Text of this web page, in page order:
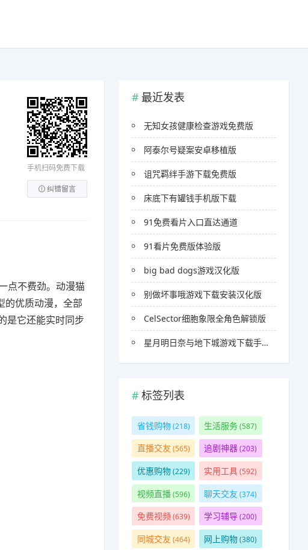
手机扫码免费下载
纠错留言
点不费劲。动漫猫
的优质动漫，全部
是它还能实时同步
最近发表
无知女孩健康检查游戏免费版
阿泰尔号疑案安卓移植版
诅咒羁绊手游下载免费版
床底下有罐钱手机版下载
91免费看片入口直达通道
91看片免费版体验版
big bad dogs游戏汉化版
别做坏事哦游戏下载安装汉化版
CelSector细胞象限全角色解锁版
星月明日奈与地下城游戏下载手机版
标签列表
省钱购物(218) 生活服务(587)
直播交友 (565) 追剧神器(203)
优惠购物(229) 实用工具(592)
视频直播(596) 聊天交友 (374)
免费视频(639) 学习辅导(200)
同城交友 (464) 网上购物(380)